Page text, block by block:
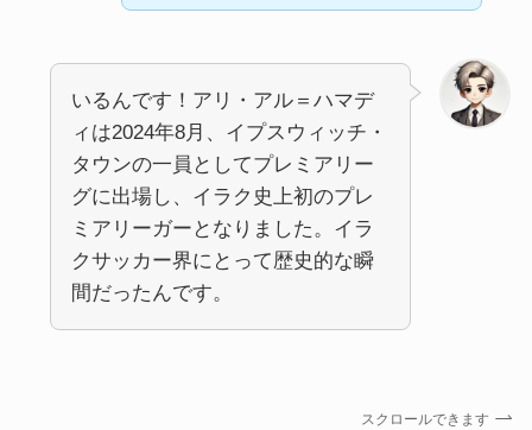
いるんです！アリ・アル＝ハマデ
ィは2024年8月、イプスウィッチ・
タウンの一員としてプレミアリー
グに出場し、イラク史上初のプレ
ミアリーガーとなりました。イラ
クサッカー界にとって歴史的な瞬
間だったんです。
スクロールできます